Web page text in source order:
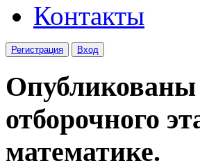
Контакты
Регистрация Вход
Опубликованы
отборочного
математике.